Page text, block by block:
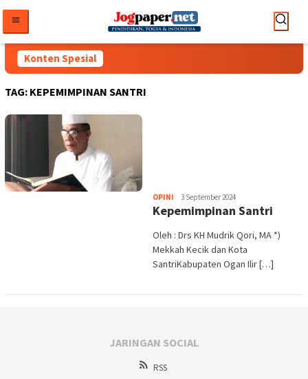
konten
Konten Spesial
TAG: KEPEMIMPINAN SANTRI
OPINI Heri
Purwata
3 September 2024
Kepemimpinan Santri
Oleh : Drs KH Mudrik Qori, MA *)
Mekkah Kecik dan Kota
SantriKabupaten Ogan Ilir […]
JARINGAN SOCIAL
RSS